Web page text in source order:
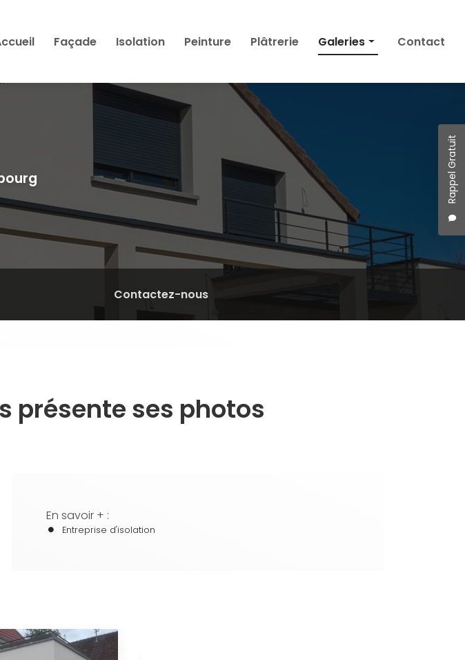
Rappel Gratuit
Façade Isolation Peinture Plâtrerie Galeries Contact
Contactez-nous
présente ses photos
En savoir + :
Entreprise d'isolation